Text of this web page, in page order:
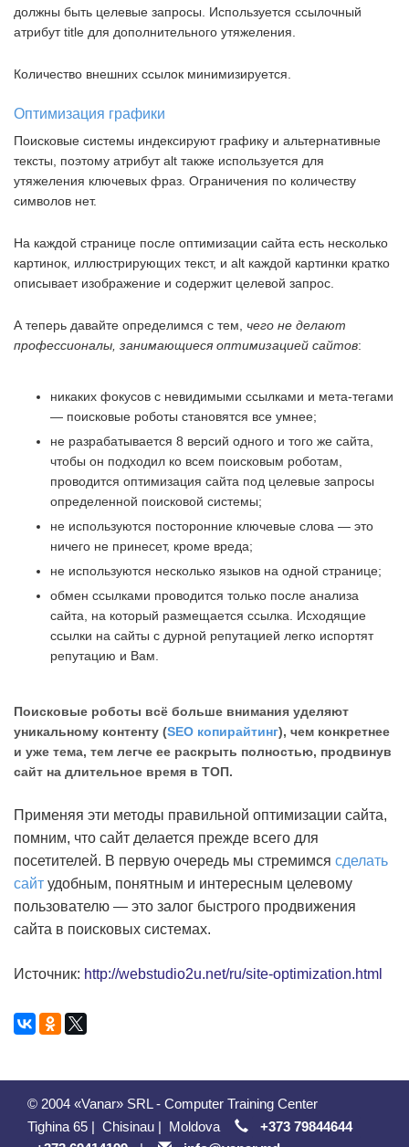
должны быть целевые запросы. Используется ссылочный
атрибут title для дополнительного утяжеления.
Количество внешних ссылок минимизируется.
Оптимизация графики
Поисковые системы индексируют графику и альтернативные
тексты, поэтому атрибут alt также используется для
утяжеления ключевых фраз. Ограничения по количеству
символов нет.
На каждой странице после оптимизации сайта есть несколько
картинок, иллюстрирующих текст, и alt каждой картинки кратко
описывает изображение и содержит целевой запрос.
А теперь давайте определимся с тем, чего не делают
профессионалы, занимающиеся оптимизацией сайтов:
никаких фокусов с невидимыми ссылками и мета-тегами
— поисковые роботы становятся все умнее;
не разрабатывается 8 версий одного и того же сайта,
чтобы он подходил ко всем поисковым роботам,
проводится оптимизация сайта под целевые запросы
определенной поисковой системы;
не используются посторонние ключевые слова — это
ничего не принесет, кроме вреда;
не используются несколько языков на одной странице;
обмен ссылками проводится только после анализа
сайта, на который размещается ссылка. Исходящие
ссылки на сайты с дурной репутацией легко испортят
репутацию и Вам.
Поисковые роботы всё больше внимания уделяют
уникальному контенту (SEO копирайтинг), чем конкретнее
и уже тема, тем легче ее раскрыть полностью, продвинув
сайт на длительное время в ТОП.
Применяя эти методы правильной оптимизации сайта,
помним, что сайт делается прежде всего для
посетителей. В первую очередь мы стремимся сделать
сайт удобным, понятным и интересным целевому
пользователю — это залог быстрого продвижения
сайта в поисковых системах.
Источник: http://webstudio2u.net/ru/site-optimization.html
© 2004 «Vanar» SRL - Computer Training Center
Tighina 65 | Chisinau | Moldova
+373 79844644